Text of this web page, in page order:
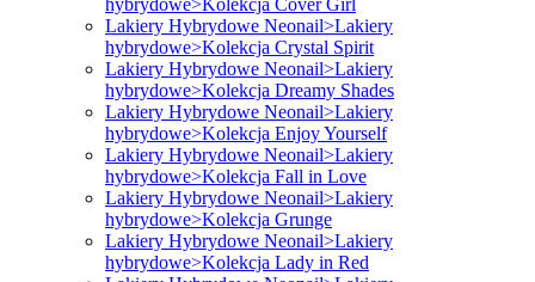
Lakiery Hybrydowe Neonail>Lakiery
hybrydowe>Kolekcja Crystal Spirit
Lakiery Hybrydowe Neonail>Lakiery
hybrydowe>Kolekcja Dreamy Shades
Lakiery Hybrydowe Neonail>Lakiery
hybrydowe>Kolekcja Enjoy Yourself
Lakiery Hybrydowe Neonail>Lakiery
hybrydowe>Kolekcja Fall in Love
Lakiery Hybrydowe Neonail>Lakiery
hybrydowe>Kolekcja Grunge
Lakiery Hybrydowe Neonail>Lakiery
hybrydowe>Kolekcja Lady in Red